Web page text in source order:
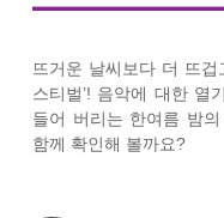
뜨거운 날씨보다 더 뜨
스티벌’! 음악에 대한 열
들어 버리는 한여름 밤
함께 확인해 볼까요?